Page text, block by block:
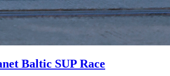
Baltic SUP Race